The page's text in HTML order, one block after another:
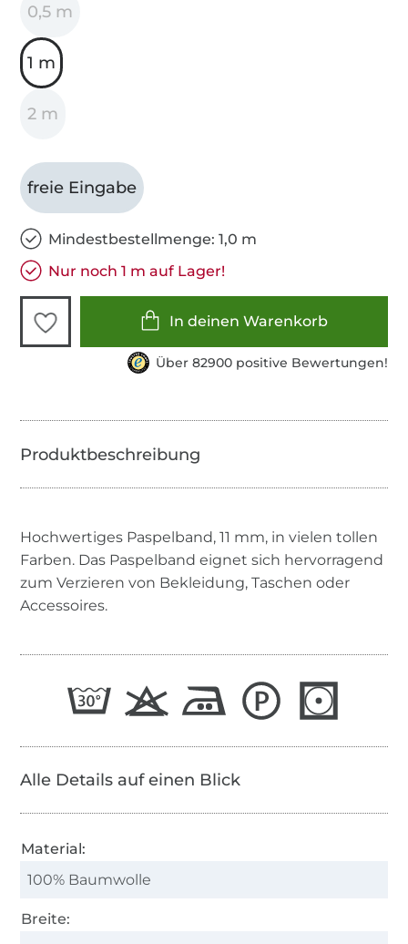
0,5 m
1 m
2 m
freie Eingabe
Mindestbestellmenge: 1,0 m
Nur noch 1 m auf Lager!
In deinen Warenkorb
Über 82900 positive Bewertungen!
Hochwertiges Paspelband, 11 mm, in vielen tollen
Farben. Das Paspelband eignet sich hervorragend
zum Verzieren von Bekleidung, Taschen oder
Accessoires.
Alle Details auf einen Blick
Material:
100% Baumwolle
Breite: